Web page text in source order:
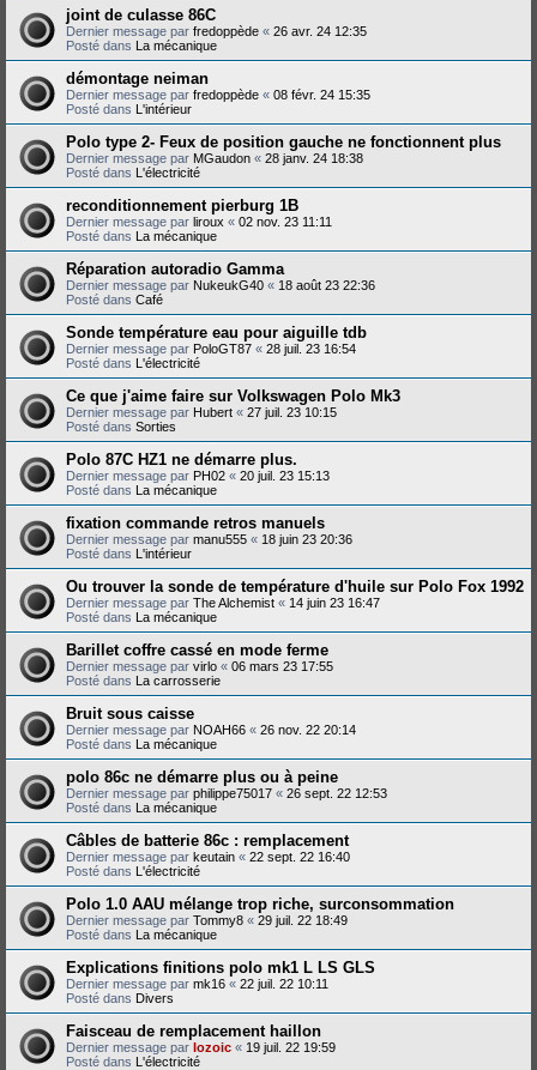
joint de culasse 86C
Dernier message par fredoppède « 26 avr. 24 12:35
Posté dans La mécanique
démontage neiman
Dernier message par fredoppède « 08 févr. 24 15:35
Posté dans L'intérieur
Polo type 2- Feux de position gauche ne fonctionnent plus
Dernier message par MGaudon « 28 janv. 24 18:38
Posté dans L'électricité
reconditionnement pierburg 1B
Dernier message par liroux « 02 nov. 23 11:11
Posté dans La mécanique
Réparation autoradio Gamma
Dernier message par NukeukG40 « 18 août 23 22:36
Posté dans Café
Sonde température eau pour aiguille tdb
Dernier message par PoloGT87 « 28 juil. 23 16:54
Posté dans L'électricité
Ce que j'aime faire sur Volkswagen Polo Mk3
Dernier message par Hubert « 27 juil. 23 10:15
Posté dans Sorties
Polo 87C HZ1 ne démarre plus.
Dernier message par PH02 « 20 juil. 23 15:13
Posté dans La mécanique
fixation commande retros manuels
Dernier message par manu555 « 18 juin 23 20:36
Posté dans L'intérieur
Ou trouver la sonde de température d'huile sur Polo Fox 1992
Dernier message par The Alchemist « 14 juin 23 16:47
Posté dans La mécanique
Barillet coffre cassé en mode ferme
Dernier message par virlo « 06 mars 23 17:55
Posté dans La carrosserie
Bruit sous caisse
Dernier message par NOAH66 « 26 nov. 22 20:14
Posté dans La mécanique
polo 86c ne démarre plus ou à peine
Dernier message par philippe75017 « 26 sept. 22 12:53
Posté dans La mécanique
Câbles de batterie 86c : remplacement
Dernier message par keutain « 22 sept. 22 16:40
Posté dans L'électricité
Polo 1.0 AAU mélange trop riche, surconsommation
Dernier message par Tommy8 « 29 juil. 22 18:49
Posté dans La mécanique
Explications finitions polo mk1 L LS GLS
Dernier message par mk16 « 22 juil. 22 10:11
Posté dans Divers
Faisceau de remplacement haillon
Dernier message par lozoic « 19 juil. 22 19:59
Posté dans L'électricité